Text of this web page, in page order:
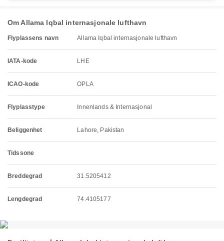
Om Allama Iqbal internasjonale lufthavn
Flyplassens navn Allama Iqbal internasjonale lufthavn
IATA-kode LHE
ICAO-kode OPLA
Flyplasstype Innenlands & Internasjonal
Beliggenhet Lahore, Pakistan
Tidssone
Breddegrad 31.5205412
Lengdegrad 74.4105177